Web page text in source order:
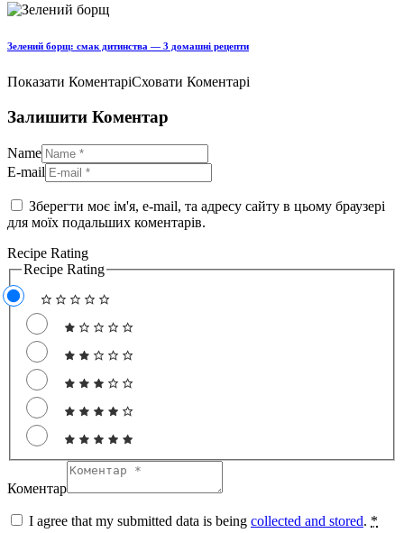
Зелений борщ: смак дитинства — 3 домашні рецепти
Показати КоментаріСховати Коментарі
Залишити Коментар
Name
E-mail
Зберегти моє ім'я, e-mail, та адресу сайту в цьому браузері
для моїх подальших коментарів.
Recipe Rating
Recipe Rating
Коментар
I agree that my submitted data is being collected and stored. *